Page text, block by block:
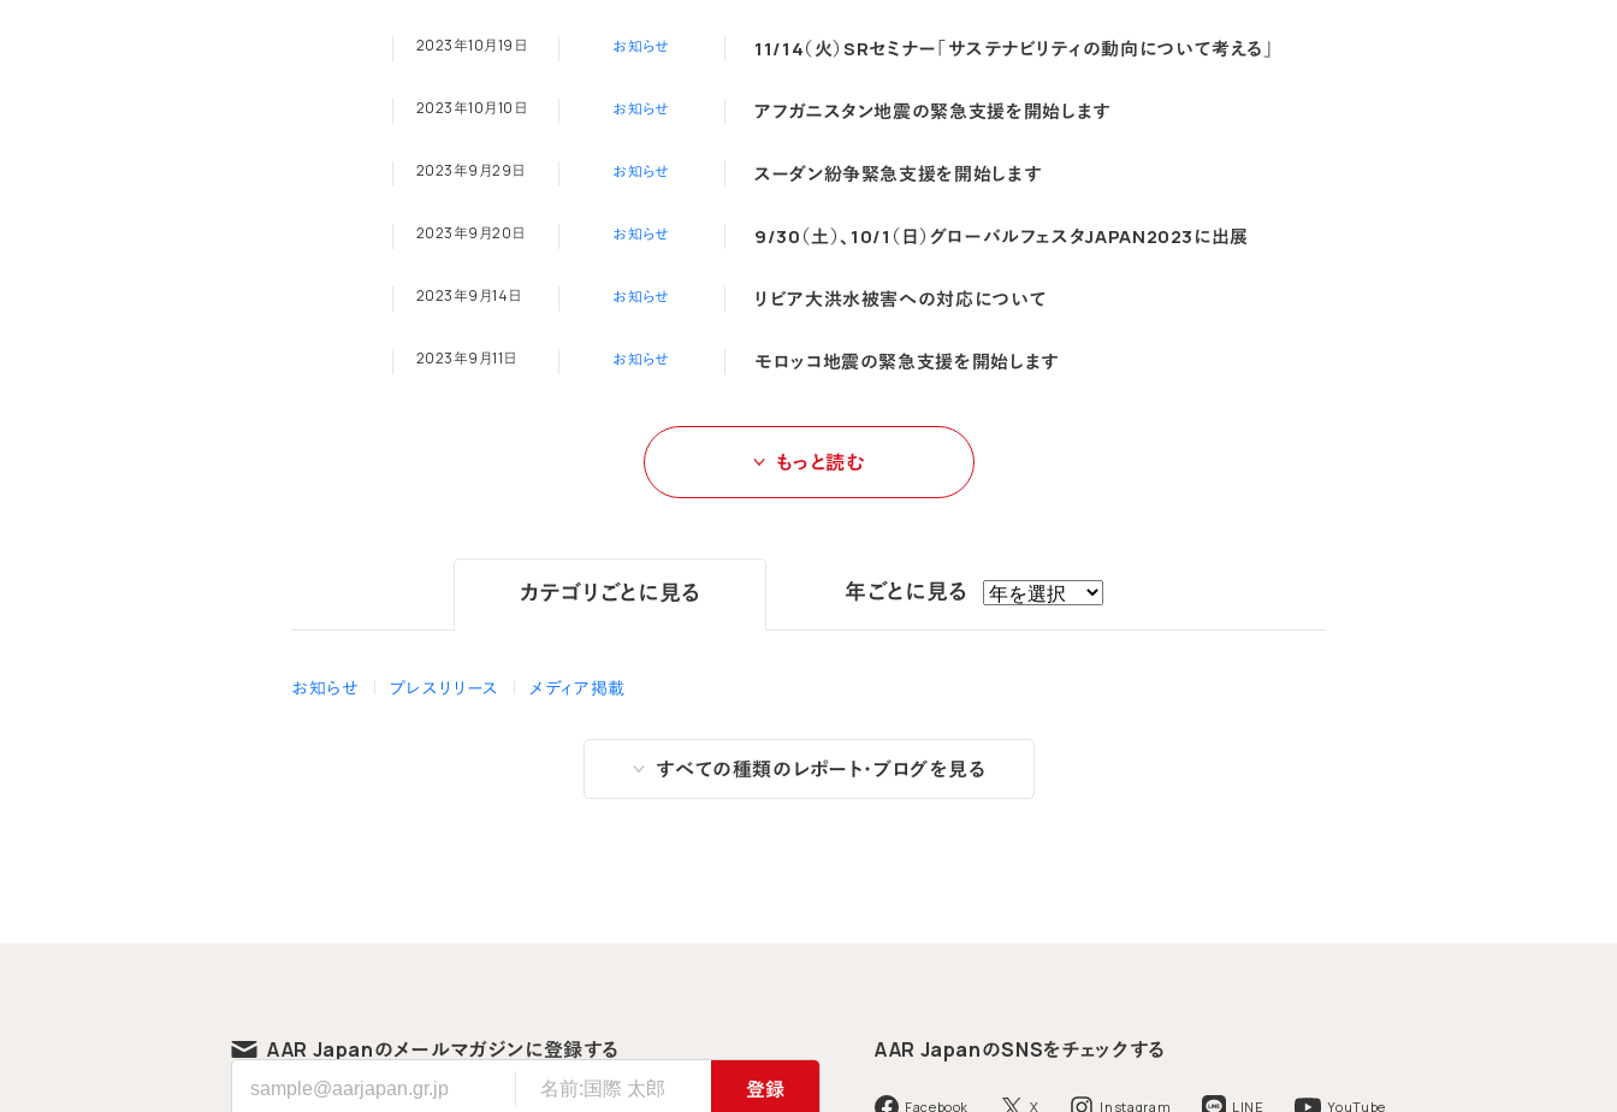
11/14（火）SRセミナー「サステナビリティの動向について考える」
2023年10月19日 お知らせ
アフガニスタン地震の緊急支援を開始します
2023年10月10日 お知らせ
スーダン紛争緊急支援を開始します
2023年9月29日 お知らせ
9/30（土）、10/1（日）グローバルフェスタJAPAN2023に出展
2023年9月20日 お知らせ
リビア大洪水被害への対応について
2023年9月14日 お知らせ
モロッコ地震の緊急支援を開始します
2023年9月11日 お知らせ
もっと読む
カテゴリごとに見る
お知らせ プレスリリース メディア掲載
年ごとに見る
すべての種類のレポート・ブログを見る
AAR Japanのメールマガジンに登録する
登録
AAR JapanのSNSをチェックする
Facebook X Instagram LINE YouTube